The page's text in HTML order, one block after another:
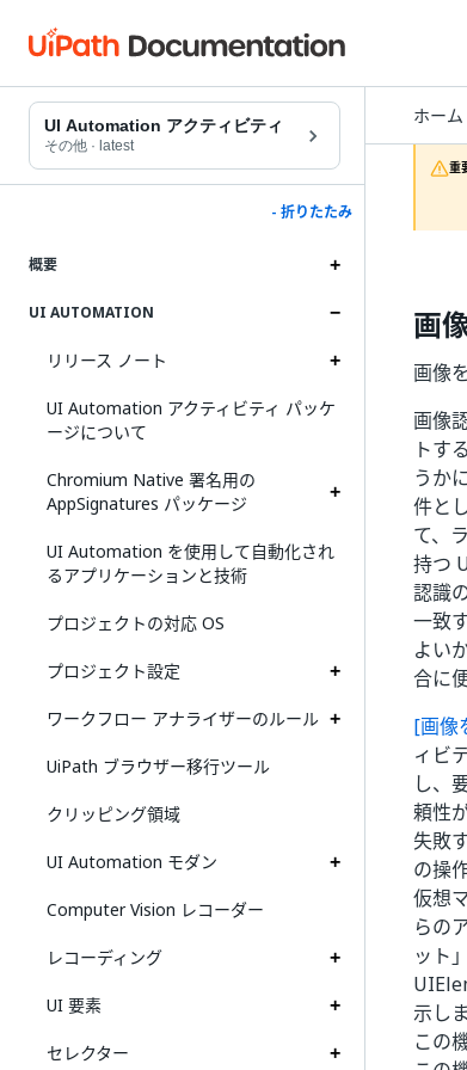
UI Automation アクティビティ
その他 · latest
- 折りたたみ
概要
UI AUTOMATION
リリース ノート
UI Automation アクティビティ パッケ
ージについて
Chromium Native 署名用の
AppSignatures パッケージ
UI Automation を使用して自動化され
るアプリケーションと技術
プロジェクトの対応 OS
プロジェクト設定
ワークフロー アナライザーのルール
UiPath ブラウザー移行ツール
クリッピング領域
UI Automation モダン
Computer Vision レコーダー
レコーディング
UI 要素
セレクター
ホーム
重
画
画像
画像
トす
うか
件と
て、
持つ
認識
一致
よい
合に
[画像
ィビ
し、
頼性
失敗
の操
仮想
らの
ット
示し
この